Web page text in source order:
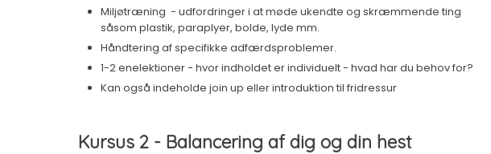
Miljøtræning ​ - udfordringer i at møde ukendte og skræmmende ting
såsom plastik, paraplyer, bolde, lyde mm.
​Håndtering af specifikke adfærdsproblemer. ​
1-2 enelektioner - hvor indholdet er individuelt - hvad har du behov for?
Kan også indeholde join up eller introduktion til fridressur
Kursus 2 - Balancering af dig og din hest